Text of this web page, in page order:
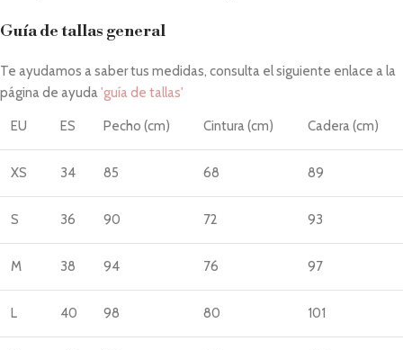
Guía de tallas general
Te ayudamos a saber tus medidas, consulta el siguiente enlace a la
página de ayuda'guía de tallas'
EU ES Pecho (cm) Cintura (cm) Cadera (cm)
XS 34 85 68 89
S 36 90 72 93
M 38 94 76 97
L 40 98 80 101